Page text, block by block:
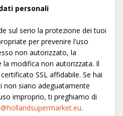
personali
sul serio la protezione dei tuoi
per prevenire l'uso
non autorizzato, la
la modifica non autorizzata. Il
SSL affidabile. Se hai
non siano adeguatamente
improprio, ti preghiamo di
.